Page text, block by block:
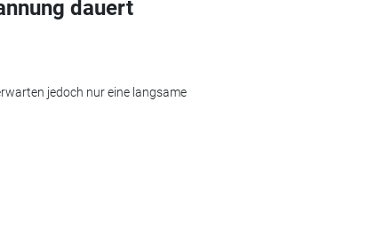
dauert
jedoch nur eine langsame